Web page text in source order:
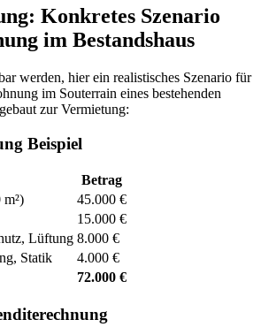
Konkretes Szenario
im Bestandshaus
werden, hier ein realistisches Szenario für
im Souterrain eines bestehenden
zur Vermietung:
Beispiel
Betrag
45.000 €
15.000 €
Lüftung 8.000 €
Statik
4.000 €
72.000 €